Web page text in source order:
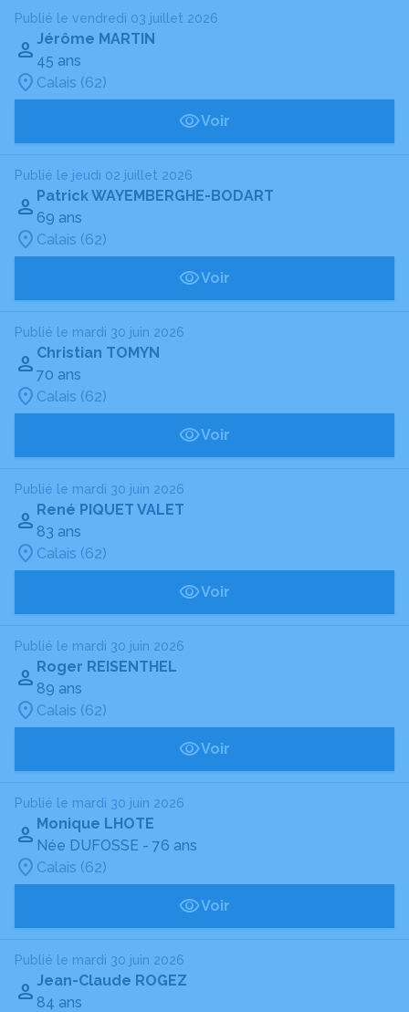
Publié le vendredi 03 juillet 2026
Jérôme MARTIN
45 ans
Calais (62)
Voir
Publié le jeudi 02 juillet 2026
Patrick WAYEMBERGHE-BODART
69 ans
Calais (62)
Voir
Publié le mardi 30 juin 2026
Christian TOMYN
70 ans
Calais (62)
Voir
Publié le mardi 30 juin 2026
René PIQUET VALET
83 ans
Calais (62)
Voir
Publié le mardi 30 juin 2026
Roger REISENTHEL
89 ans
Calais (62)
Voir
Publié le mardi 30 juin 2026
Monique LHOTE
Née DUFOSSE - 76 ans
Calais (62)
Voir
Publié le mardi 30 juin 2026
Jean-Claude ROGEZ
84 ans